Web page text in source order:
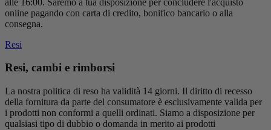
online pagando con carta di credito, bonifico bancario o alla
consegna.
Resi
Resi, cambi e rimborsi
La nostra politica di reso ha validità 14 giorni. Il diritto di recesso
della fornitura da parte del consumatore è esclusivamente valida per
i prodotti non conformi a quelli ordinati. Siamo a disposizione per
qualsiasi tipo di dubbio o domanda in merito ai prodotti